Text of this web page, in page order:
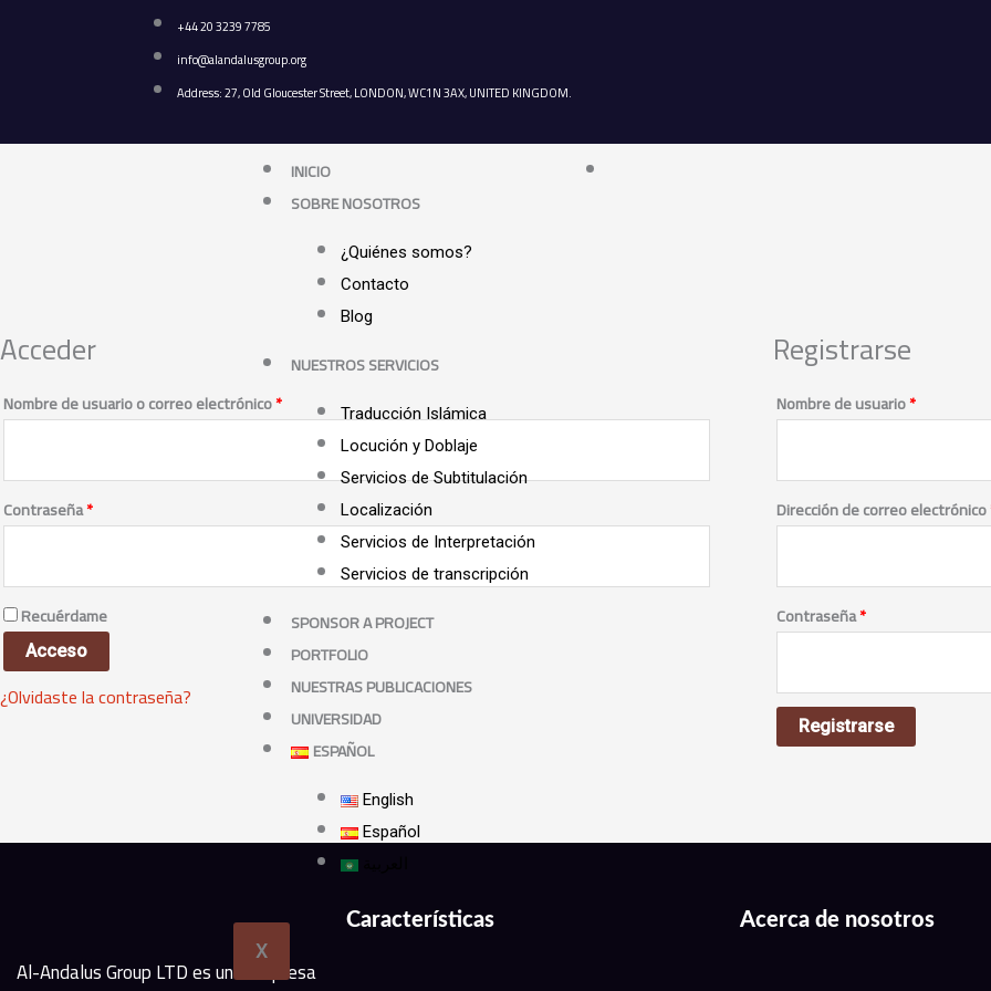
+44 20 3239 7785
info@alandalusgroup.org
Address: 27, Old Gloucester Street, LONDON, WC1N 3AX, UNITED KINGDOM.
INICIO
SOBRE NOSOTROS
¿Quiénes somos?
Contacto
Blog
NUESTROS SERVICIOS
Traducción Islámica
Locución y Doblaje
Servicios de Subtitulación
Localización
Servicios de Interpretación
Servicios de transcripción
SPONSOR A PROJECT
PORTFOLIO
NUESTRAS PUBLICACIONES
UNIVERSIDAD
ESPAÑOL
English
Español
X
Acceder
Nombre de usuario o correo electrónico*
Contraseña*
Obligatorio
Recuérdame
Acceso
¿Olvidaste la contraseña?
Registrarse
Nombre de usuario*
Dirección de correo electrónico
Contraseña*
Obligatorio
Registrarse
Al-Andalus Group LTD es una empresa
Características Acerca de nosotros